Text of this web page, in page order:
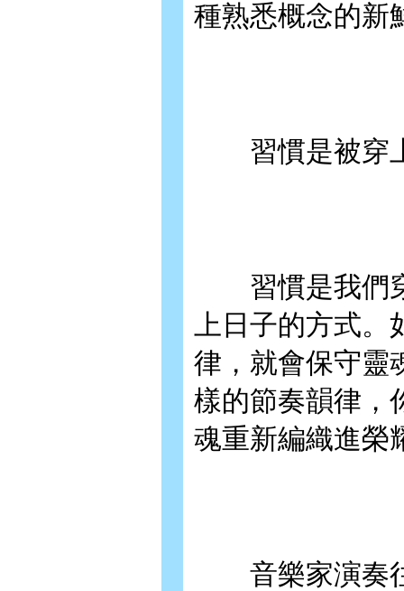
種熟悉概念的新
習慣是被穿
習慣是我們穿
上日子的方式。
律，就會保守靈
樣的節奏韻律
魂重新編織進
音樂家演奏往